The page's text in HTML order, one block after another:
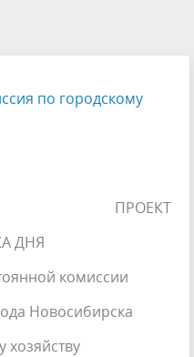
по городскому
ПРОЕКТ
ДНЯ
комиссии
Новосибирска
хозяйству